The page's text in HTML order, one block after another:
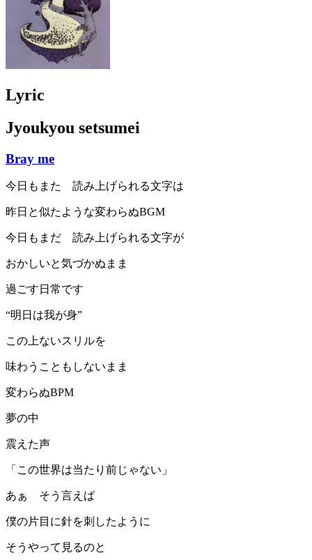
Lyric
Jyoukyou setsumei
Bray me
今日もまた 読み上げられる文字は
昨日と似たような変わらぬBGM
今日もまだ 読み上げられる文字が
おかしいと気づかぬまま
過ごす日常です
“明日は我が身”
この上ないスリルを
味わうこともしないまま
変わらぬBPM
夢の中
震えた声
「この世界は当たり前じゃない」
あぁ そう言えば
僕の片目に針を刺したように
そうやって見るのと